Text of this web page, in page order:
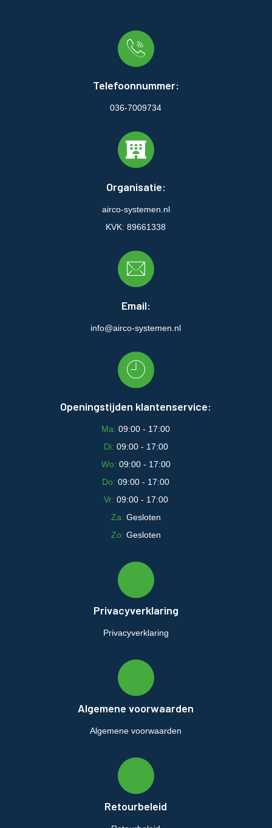
Telefoonnummer:
036-7009734
Organisatie:
airco-systemen.nl
KVK: 89661338
Email:
info@airco-systemen.nl
Openingstijden klantenservice:
Ma:09:00 - 17:00
Di: 09:00 - 17:00
Wo: 09:00 - 17:00
Do:09:00 - 17:00
Vr: 09:00 - 17:00
Za: Gesloten
Zo: Gesloten
Privacyverklaring
Privacyverklaring
Algemene voorwaarden
Algemene voorwaarden
Retourbeleid